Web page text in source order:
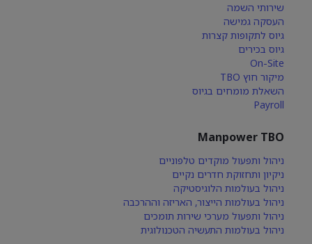
שירותי השמה
העסקה גמישה
גיוס לתקופות קצרות
גיוס בכירים
On-Site
מיקור חוץ TBO
השאלת מומחים בגיוס
Payroll
Manpower TBO
ניהול ותפעול מוקדים טלפוניים
ניקיון ותחזוקת חדרים נקיים
ניהול בעולמות הלוגיסטיקה
ניהול בעולמות הייצור, האריזה וההרכבה
ניהול ותפעול מערכי שירות תומכים
ניהול בעולמות התעשיה הטכנולוגית